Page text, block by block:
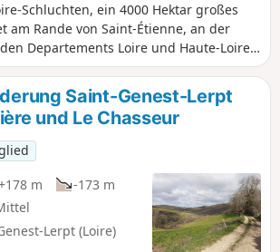
Schluchten, ein 4000 Hektar großes
am Rande von Saint-Étienne, an der
Departements Loire und Haute-Loire,
friedlichen Waldlandschaften, seine
und Flora, seine Felsvorsprünge,
See von Grangent, aber auch durch
Burgen und typischen Dörfer.
Saint-Genest-Lerpt
und Le Chasseur
m
-173 m
Lerpt (Loire)